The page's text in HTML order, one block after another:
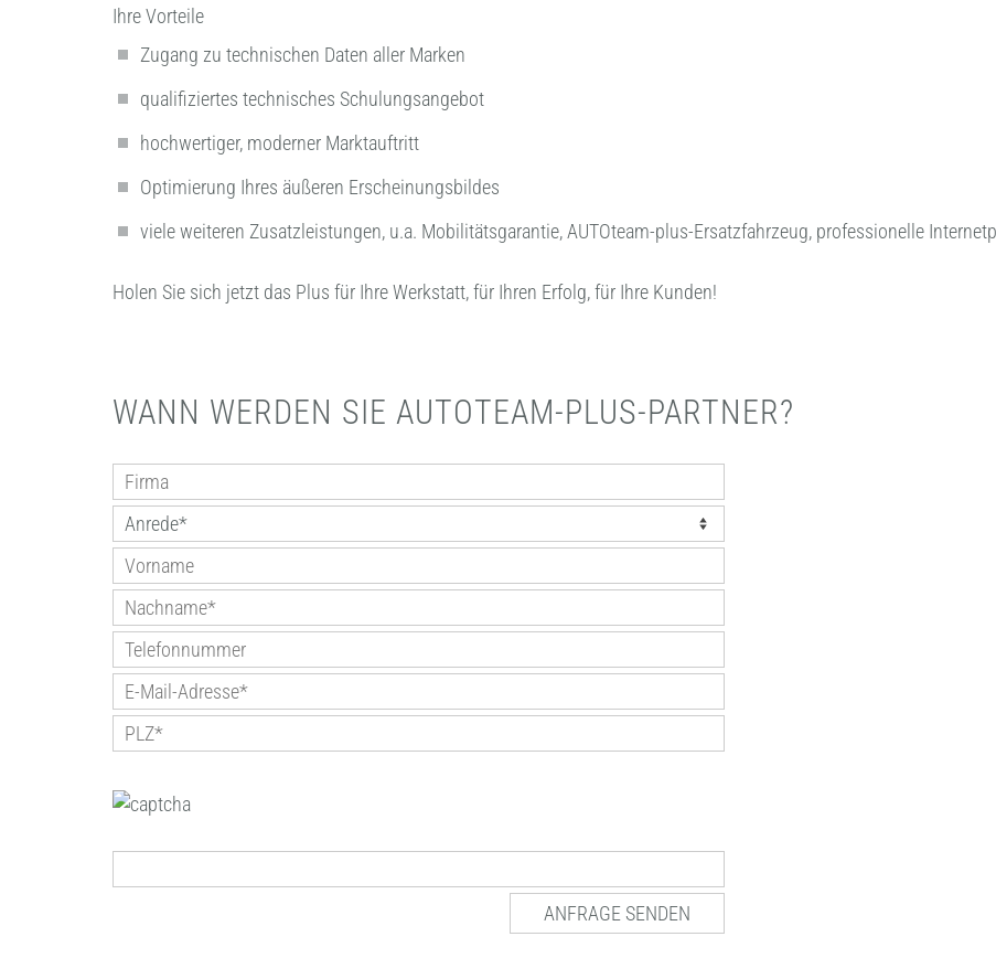
Ihre Vorteile
Zugang zu technischen Daten aller Marken
qualifiziertes technisches Schulungsangebot
hochwertiger, moderner Marktauftritt
Optimierung Ihres äußeren Erscheinungsbildes
viele weiteren Zusatzleistungen, u.a. Mobilitätsgarantie, AUTOteam-plus-Ersatzfahrzeug, professionelle
Holen Sie sich jetzt das Plus für Ihre Werkstatt, für Ihren Erfolg, für Ihre Kunden!
WANN WERDEN SIE AUTOTEAM-PLUS-PARTNER?